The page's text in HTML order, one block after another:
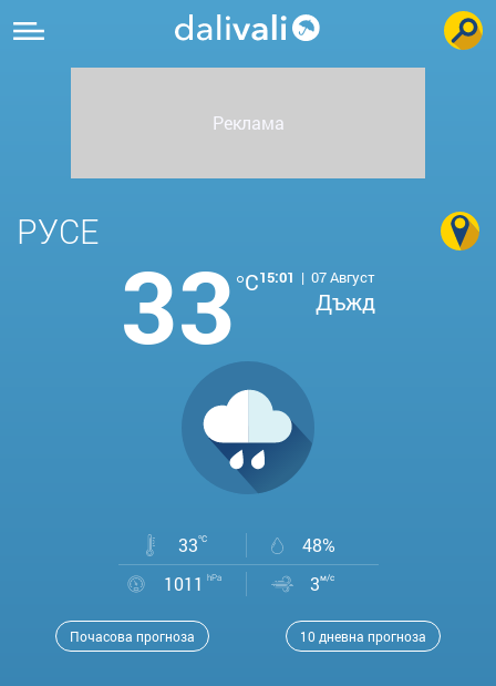
РУСЕ
33°C15:01 | 07 Август
Дъжд
33°C
48%
1011
hPa 3м/с
Почасова прогноза 10 дневна прогноза